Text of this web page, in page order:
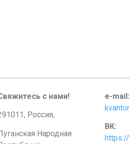
с нами!
Россия,
Народная
e-mail:
ВК: